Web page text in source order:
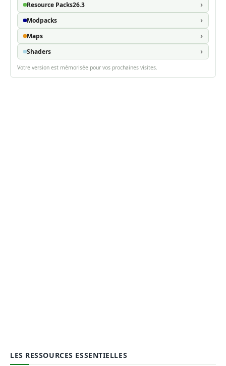
Resource Packs26.3
Modpacks
Maps
Shaders
Votre version est mémorisée pour vos prochaines visites.
LES RESSOURCES ESSENTIELLES